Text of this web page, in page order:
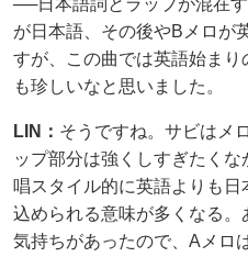
が日本語、その後やBメロが
すが、この曲では英語始ま
も珍しいなと思いました。
LIN： そうですね。サビはメ
ップ部分は強くしすぎたく
唱スタイル的に英語よりも
込められる意味が多くなる。
気持ちがあったので、Aメロ